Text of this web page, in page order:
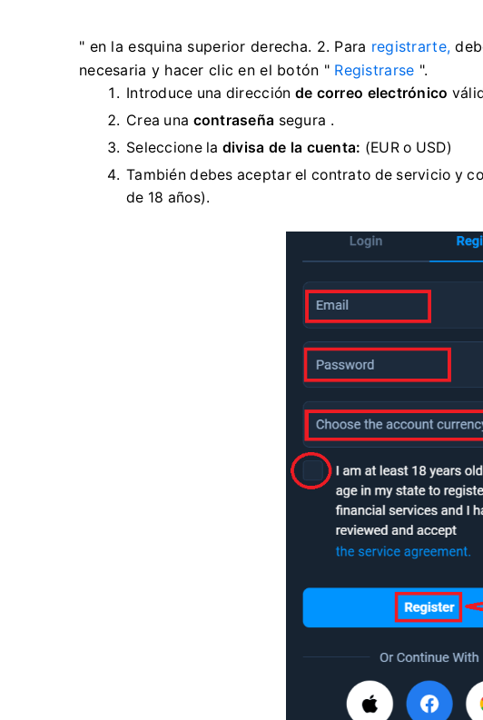
" en la esquina superior derecha. 2. Para registrarte,
necesaria y hacer clic en el botón " Registrarse ".
Introduce una dirección de correo electrónico
Crea una contraseña segura .
Seleccione la divisa de la cuenta: (EUR o USD)
También debes aceptar el contrato de servicio y
de 18 años).